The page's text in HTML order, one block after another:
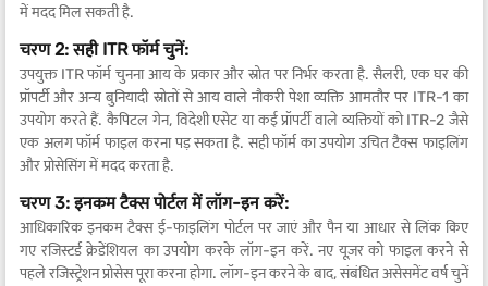
में मदद मिल सकती है.
चरण 2: सही ITR फॉर्म चुनें:
उपयुक्त ITR फॉर्म चुनना आय के प्रकार और स्रोत पर निर्भर करता है. सैलरी, एक घर की
प्रॉपर्टी और अन्य बुनियादी स्रोतों से आय वाले नौकरी पेशा व्यक्ति आमतौर पर ITR-1 का
उपयोग करते हैं. कैपिटल गेन, विदेशी एसेट या कई प्रॉपर्टी वाले व्यक्तियों को ITR-2 जैसे
एक अलग फॉर्म फाइल करना पड़ सकता है. सही फॉर्म का उपयोग उचित टैक्स फाइलिंग
और प्रोसेसिंग में मदद करता है.
चरण 3: इनकम टैक्स पोर्टल में लॉग-इन करें:
आधिकारिक इनकम टैक्स ई-फाइलिंग पोर्टल पर जाएं और पैन या आधार से लिंक किए
गए रजिस्टर्ड क्रेडेंशियल का उपयोग करके लॉग-इन करें. नए यूज़र को फाइल करने से
पहले रजिस्ट्रेशन प्रोसेस पूरा करना होगा. लॉग-इन करने के बाद, संबंधित असेसमेंट वर्ष चुनें